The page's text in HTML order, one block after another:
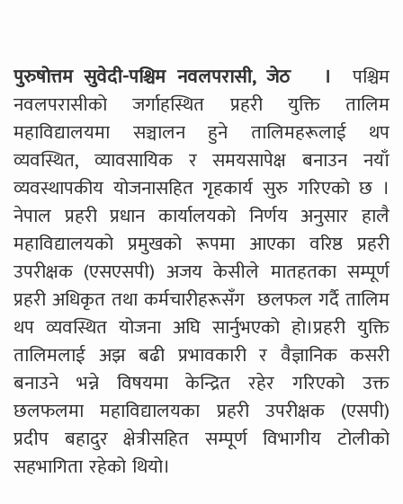
पुरुषोत्तम सुवेदी-पश्चिम नवलपरासी, जेठ ।
पश्चिम
नवलपरासीको जर्गाहस्थित प्रहरी युक्ति तालिम
महाविद्यालयमा सञ्चालन हुने तालिमहरूलाई थप
व्यवस्थित, व्यावसायिक र समयसापेक्ष बनाउन नयाँ
व्यवस्थापकीय योजनासहित गृहकार्य सुरु गरिएको छ ।
नेपाल प्रहरी प्रधान कार्यालयको निर्णय अनुसार हालै
महाविद्यालयको प्रमुखको रूपमा आएका वरिष्ठ प्रहरी
उपरीक्षक (एसएसपी) अजय केसीले मातहतका सम्पूर्ण
प्रहरी अधिकृत तथा कर्मचारीहरूसँग छलफल गर्दै तालिम
थप व्यवस्थित योजना अघि सार्नुभएको हो।प्रहरी युक्ति
तालिमलाई अझ बढी प्रभावकारी र वैज्ञानिक कसरी
बनाउने भन्ने विषयमा केन्द्रित रहेर गरिएको उक्त
छलफलमा महाविद्यालयका प्रहरी उपरीक्षक (एसपी)
प्रदीप बहादुर क्षेत्रीसहित सम्पूर्ण विभागीय टोलीको
सहभागिता रहेको थियो।